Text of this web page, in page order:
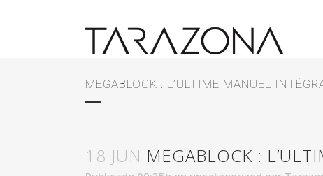
MEGABLOCK : L’ULTIME MANUEL
18 JUN MEGABLOCK :